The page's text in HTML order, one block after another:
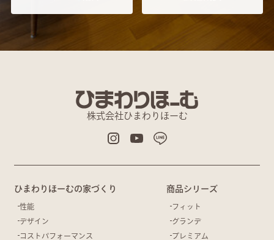
株式会社ひまわりほーむ
ひまわりほーむの家づくり
性能
デザイン
コストパフォーマンス
商品シリーズ
フィット
グランデ
プレミアム